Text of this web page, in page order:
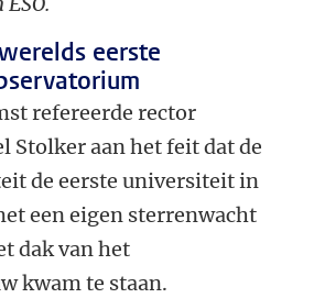
eerste
refereerde rector
Stolker aan het feit dat de
de eerste universiteit in
een eigen sterrenwacht
dak van het
kwam te staan.